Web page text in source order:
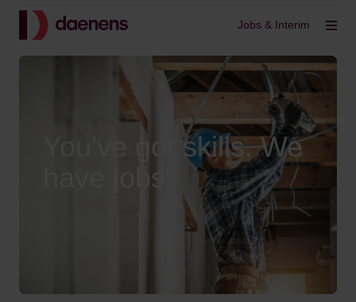
Terug Jobs & Interim
You've got skills. We
have jobs.